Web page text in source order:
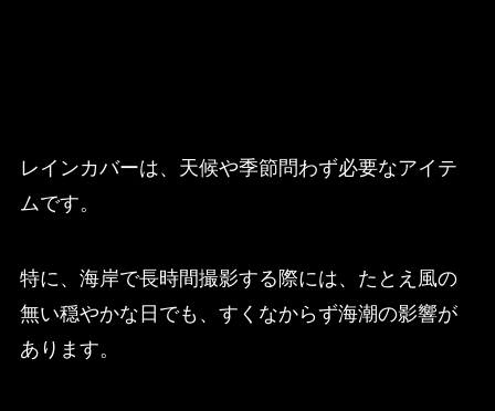
レインカバーは、天候や季節問わず必要なアイテ
ムです。
特に、海岸で長時間撮影する際には、たとえ風の
無い穏やかな日でも、すくなからず海潮の影響が
あります。